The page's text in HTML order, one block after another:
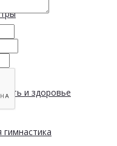
и здоровье